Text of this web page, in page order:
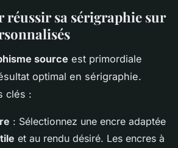
réussir sa sérigraphie sur
source est primordiale
optimal en sérigraphie.
clés :
: Sélectionnez une encre adaptée
et au rendu désiré. Les encres à